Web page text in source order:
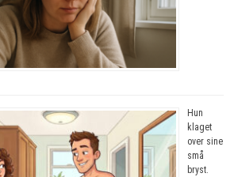
Hun
klaget
over sine
små
bryst.